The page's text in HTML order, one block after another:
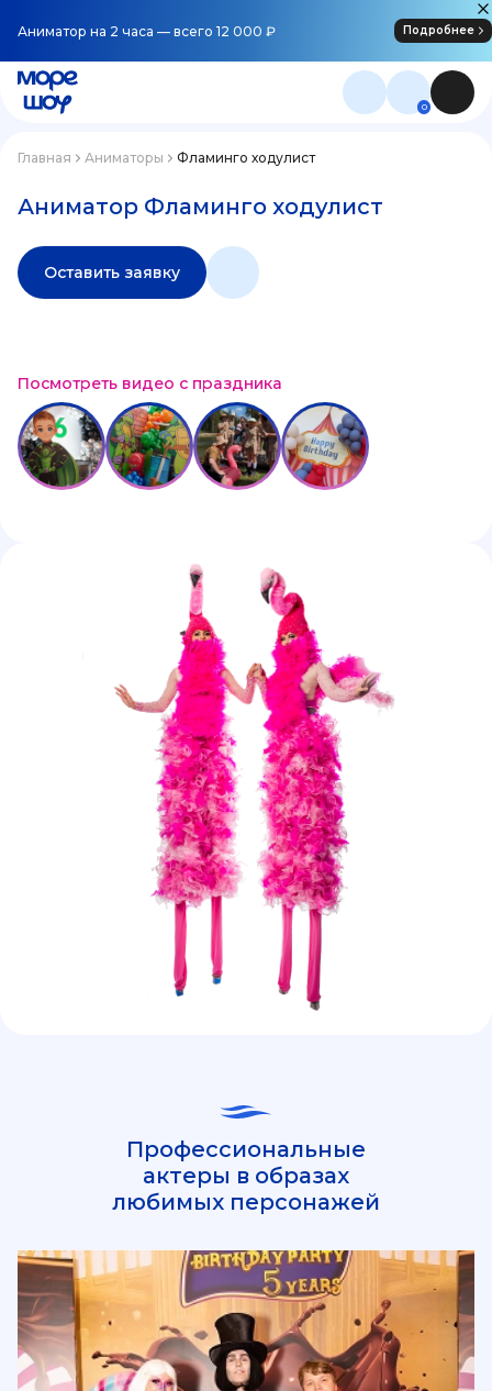
Аниматор на 2 часа — всего 12 000 ₽ Подробнее
0
Главная Аниматоры Фламинго ходулист
Аниматор Фламинго ходулист
Оставить заявку
Посмотреть видео с праздника
Профессиональные
актеры в образах
любимых персонажей